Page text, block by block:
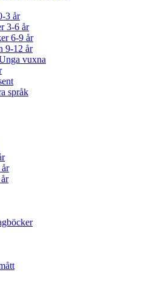
3 år
3-6 år
6-9 år
9-12 år
vuxna
språk